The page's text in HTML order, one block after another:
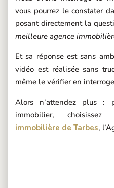
vous pourrez le constater
posant directement la
meilleure agence
Et sa réponse est sans
vidéo est réalisée sans
même le vérifier en
Alors n’attendez plus :
immobilier, choisissez
immobilière de Tarbes,